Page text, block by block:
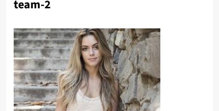
team-2